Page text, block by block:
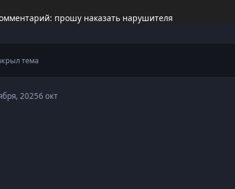
прошу наказать нарушителя
тема
20256 окт